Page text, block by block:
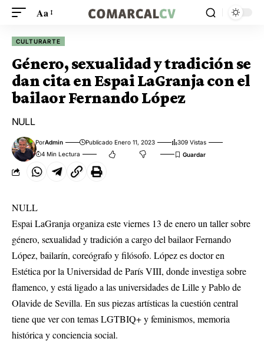
Aa
CULTURARTE
Género, sexualidad y tradición se
dan cita en Espai LaGranja con el
bailaor Fernando López
NULL
PorAdmin Publicado Enero 11, 2023
309 Vistas
4 Min Lectura
NULL
Espai LaGranja organiza este viernes 13 de enero un taller sobre
género, sexualidad y tradición a cargo del bailaor Fernando
López, bailarín, coreógrafo y filósofo. López es doctor en
Estética por la Universidad de París VIII, donde investiga sobre
flamenco, y está ligado a las universidades de Lille y Pablo de
Olavide de Sevilla. En sus piezas artísticas la cuestión central
tiene que ver con temas LGTBIQ+ y feminismos, memoria
histórica y conciencia social.